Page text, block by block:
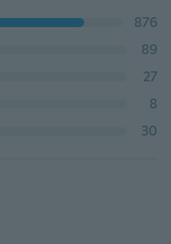
876
89
27
8
30